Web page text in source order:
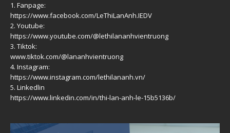
1. Fanpage:
https://www.facebook.com/LeThiLanAnh.IEDV
2. Youtube:
https://www.youtube.com/@lethilananhvientruong
3. Tiktok:
www.tiktok.com/@lananhvientruong
4. Instagram:
https://www.instagram.com/lethilananh.vn/
5. Linkedlin
https://www.linkedin.com/in/thi-lan-anh-le-15b5136b/